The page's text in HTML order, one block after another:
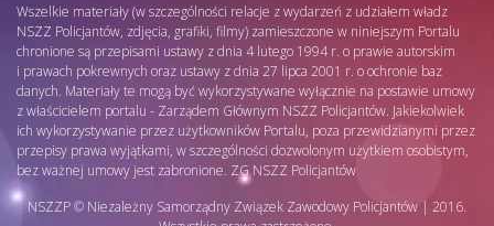
Wszelkie materiały (w szczególności relacje z wydarzeń z udziałem władz
NSZZ Policjantów, zdjęcia, grafiki, filmy) zamieszczone w niniejszym Portalu
chronione są przepisami ustawy z dnia 4 lutego 1994 r. o prawie autorskim
i prawach pokrewnych oraz ustawy z dnia 27 lipca 2001 r. o ochronie baz
danych. Materiały te mogą być wykorzystywane wyłącznie na postawie umowy
z właścicielem portalu - Zarządem Głównym NSZZ Policjantów. Jakiekolwiek
ich wykorzystywanie przez użytkowników Portalu, poza przewidzianymi przez
przepisy prawa wyjątkami, w szczególności dozwolonym użytkiem osobistym,
bez ważnej umowy jest zabronione. ZG NSZZ Policjantów
NSZZP © Niezależny Samorządny Związek Zawodowy Policjantów | 2016.